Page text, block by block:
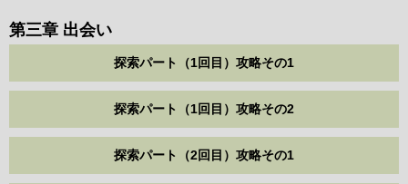
第三章 出会い
探索パート（1回目）攻略その1
探索パート（1回目）攻略その2
探索パート（2回目）攻略その1